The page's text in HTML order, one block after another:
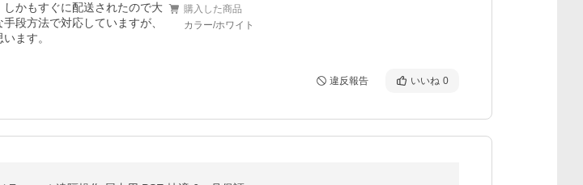
かもすぐに配送されたので大
段方法で対応していますが、
ます。
購入した商品
カラー/ホワイト
違反報告 いいね 0